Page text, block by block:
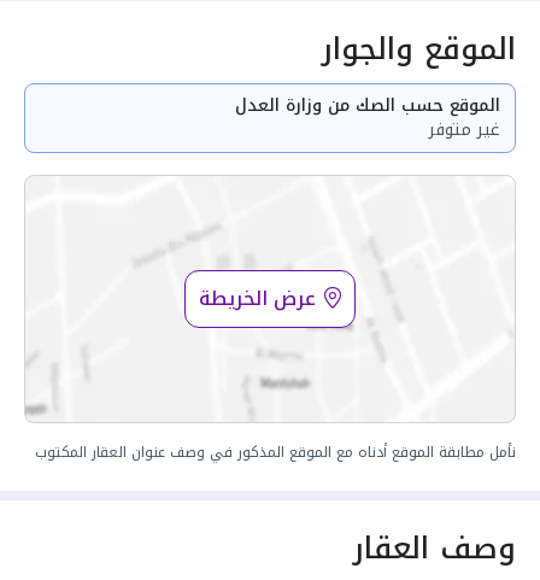
الموقع والجوار
الموقع حسب الصك من وزارة العدل
غير متوفر
عرض الخريطة
نأمل مطابقة الموقع أدناه مع الموقع المذكور في وصف عنوان العقار المكتوب
وصف العقار